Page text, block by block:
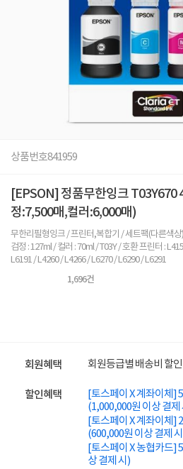
상품번호841959
[EPSON] 정품무한잉크 T03Y670
정:7,500매,컬러:6,000매)
무한리필형잉크 / 프린터,복합기 / 세트팩(다른색
검정 : 127ml / 컬러 : 70ml / T03Y / 호환 프린터 :
L6191 / L4260 / L4266 / L6270 / L6290 / L6291
1,696건
회원혜택 회원등급별 배송비 할인
할인혜택
[토스페이 X 계좌이체]
(1,000,000원 이상 결제
[토스페이 X 계좌이체]
(600,000원 이상 결제
[토스페이 X 농협카드]
상 결제 시)